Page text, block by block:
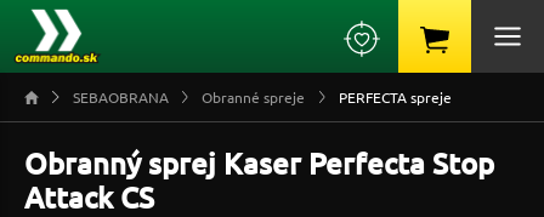
SEBAOBRANA Obranné spreje PERFECTA spreje
Obranný sprej Kaser Perfecta Stop
Attack CS